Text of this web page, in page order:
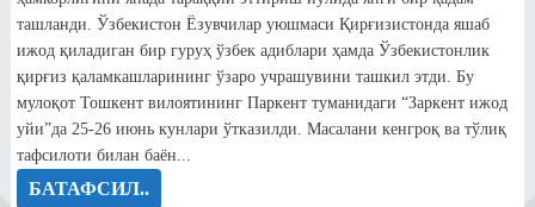
ташланди. Ўзбекистон Ёзувчилар уюшмаси Қирғизистонда яшаб
ижод қиладиган бир гуруҳ ўзбек адиблари ҳамда Ўзбекистонлик
қирғиз қаламкашларининг ўзаро учрашувини ташкил этди. Бу
мулоқот Тошкент вилоятининг Паркент туманидаги “Заркент ижод
уйи”да 25-26 июнь кунлари ўтказилди. Масалани кенгроқ ва тўлиқ
тафсилоти билан баён...
БАТАФСИЛ..